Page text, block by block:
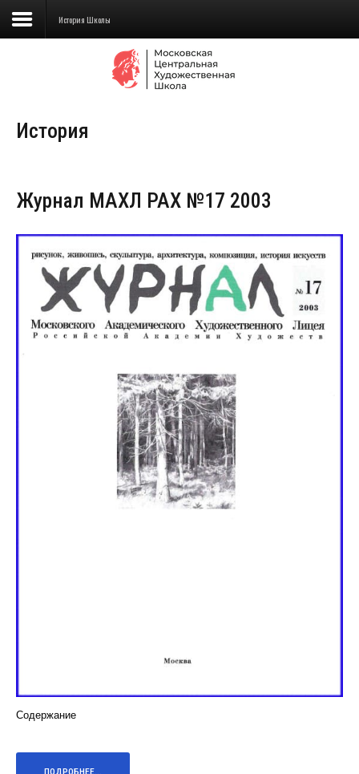
Сведения об образовательной
Школа
Детская Художественная школа
Поступающим
Подготовка
Образование
Доп. образование
Курсы повышения квалификации
Центр непрерывного образования
Творческий инкубатор
История Школы
История
Журнал МАХЛ РАХ №17 2003
Содержание
ПОДРОБНЕЕ...